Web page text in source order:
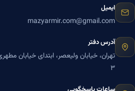
ایمیل
mazyarmir.com@gmail.com
آدرس دفتر
۳